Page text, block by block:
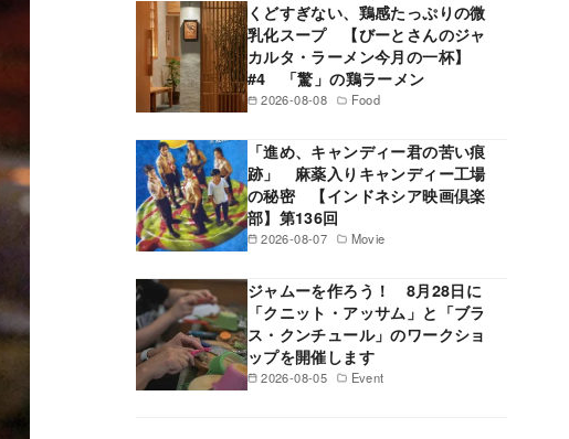
2026-08-08 Food
くどすぎない、鶏感たっぷりの微
乳化スープ 【びーとさんのジャ
カルタ・ラーメン今月の一杯】
#4 「驚」の鶏ラーメン
2026-08-07 Movie
「進め、キャンディー君の苦い痕
跡」 麻薬入りキャンディー工場
の秘密 【インドネシア映画倶楽
部】第136回
2026-08-05 Event
ジャムーを作ろう！ 8月28日に
「クニット・アッサム」と「ブラ
ス・クンチュール」のワークショ
ップを開催します